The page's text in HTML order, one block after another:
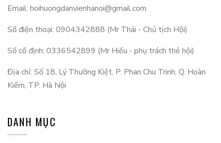
Email: hoihuongdanvienhanoi@gmail.com
Số điện thoại: 0904342888 (Mr Thái - Chủ tịch Hội)
Số cố định: 0336542899 (Mr Hiếu - phụ trách thẻ hội)
Địa chỉ: Số 18, Lý Thường Kiệt, P. Phan Chu Trinh, Q. Hoàn
Kiếm, TP. Hà Nội
DANH MỤC